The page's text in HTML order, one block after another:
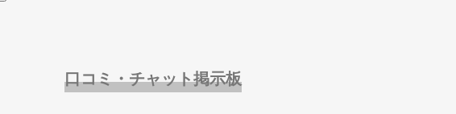
口コミ・チャット掲示板